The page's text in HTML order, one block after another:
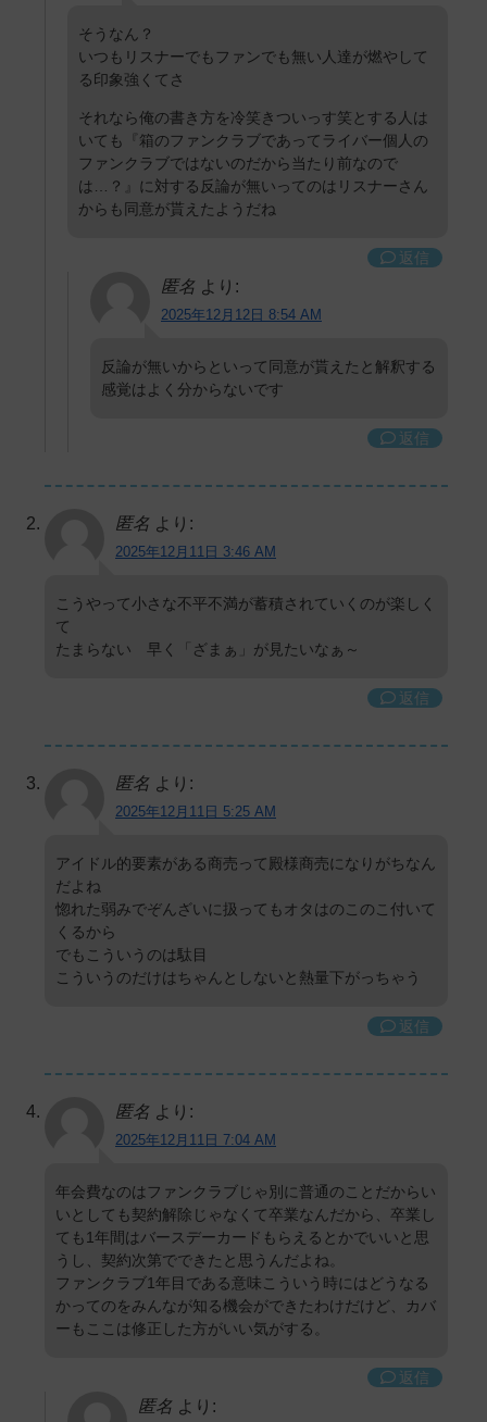
そうなん？
いつもリスナーでもファンでも無い人達が燃やして
る印象強くてさ
それなら俺の書き方を冷笑きついっす笑とする人は
いても『箱のファンクラブであってライバー個人の
ファンクラブではないのだから当たり前なので
は…？』に対する反論が無いってのはリスナーさん
からも同意が貰えたようだね
返信
匿名 より:
2025年12月12日 8:54 AM
反論が無いからといって同意が貰えたと解釈する
感覚はよく分からないです
返信
匿名 より:
2025年12月11日 3:46 AM
こうやって小さな不平不満が蓄積されていくのが楽しく
て
たまらない 早く「ざまぁ」が見たいなぁ～
返信
匿名 より:
2025年12月11日 5:25 AM
アイドル的要素がある商売って殿様商売になりがちなん
だよね
惚れた弱みでぞんざいに扱ってもオタはのこのこ付いて
くるから
でもこういうのは駄目
こういうのだけはちゃんとしないと熱量下がっちゃう
返信
匿名 より:
2025年12月11日 7:04 AM
年会費なのはファンクラブじゃ別に普通のことだからい
いとしても契約解除じゃなくて卒業なんだから、卒業し
ても1年間はバースデーカードもらえるとかでいいと思
うし、契約次第でできたと思うんだよね。
ファンクラブ1年目である意味こういう時にはどうなる
かってのをみんなが知る機会ができたわけだけど、カバ
ーもここは修正した方がいい気がする。
返信
匿名 より: